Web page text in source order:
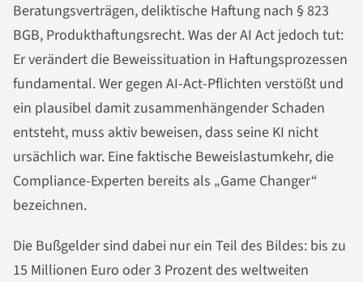
Beratungsverträgen, deliktische Haftung nach § 823
BGB, Produkthaftungsrecht. Was der AI Act jedoch tut:
Er verändert die Beweissituation in Haftungsprozessen
fundamental. Wer gegen AI-Act-Pflichten verstößt und
ein plausibel damit zusammenhängender Schaden
entsteht, muss aktiv beweisen, dass seine KI nicht
ursächlich war. Eine faktische Beweislastumkehr, die
Compliance-Experten bereits als „Game Changer“
bezeichnen.
Die Bußgelder sind dabei nur ein Teil des Bildes: bis zu
15 Millionen Euro oder 3 Prozent des weltweiten